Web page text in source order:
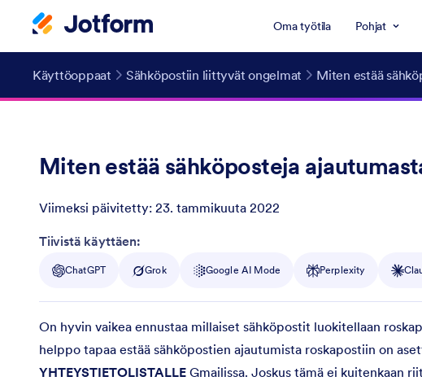
Oma työtila Pohjat
Käyttöoppaat Sähköpostiin liittyvät ongelmat Miten estää
Miten estää sähköposteja
Viimeksi päivitetty: 23. tammikuuta 2022
Post ID
Tiivistä käyttäen:
ChatGPT Grok Google AI Mode Perplexity
On hyvin vaikea ennustaa millaiset sähköpostit luokitellaan
helppo tapaa estää sähköpostien ajautumista roskapostiin on
YHTEYSTIETOLISTALLE Gmailissa. Joskus tämä ei kuitenkaan